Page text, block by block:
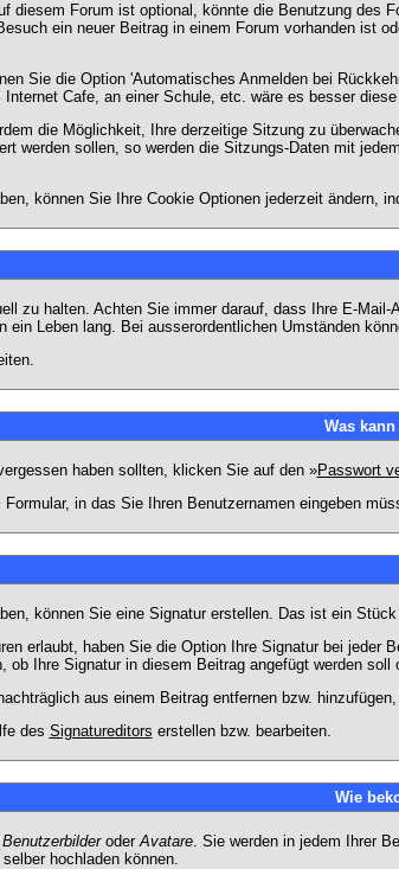
diesem Forum ist optional, könnte die Benutzung
ein neuer Beitrag in einem Forum vorhanden ist
Sie die Option 'Automatisches Anmelden bei
Cafe, an einer Schule, etc. wäre es besser
die Möglichkeit, Ihre derzeitige Sitzung zu
werden sollen, so werden die Sitzungs-Daten mit
können Sie Ihre Cookie Optionen jederzeit ändern,
zu halten. Achten Sie immer darauf, dass Ihre E-
ein Leben lang. Bei ausserordentlichen Umständen
Was
haben sollten, klicken Sie auf den »Passwort
in das Sie Ihren Benutzernamen eingeben
können Sie eine Signatur erstellen. Das ist ein
erlaubt, haben Sie die Option Ihre Signatur bei
ob Ihre Signatur in diesem Beitrag angefügt werden soll
aus einem Beitrag entfernen bzw.
des Signatureditors erstellen bzw. bearbeiten.
Wie
BenutzerbilderoderAvatare. Sie werden in jedem Ihrer
hochladen können.